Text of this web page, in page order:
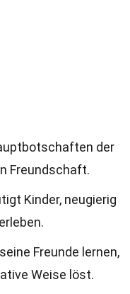
der
Freundschaft.
Kinder, neugierig
Freunde lernen,
Weise löst.